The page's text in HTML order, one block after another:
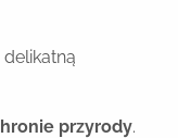
przyrody.